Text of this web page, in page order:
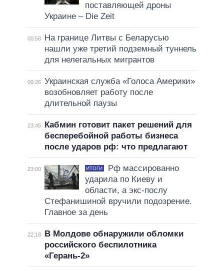
поставляющей дроны
Украине – Die Zeit
00:58
На границе Литвы с Беларусью
нашли уже третий подземный туннель
для нелегальных мигрантов
00:26 Украинская служба «Голоса Америки»
возобновляет работу после
длительной паузы
23:45
Кабмин готовит пакет решений для
бесперебойной работы бизнеса
после ударов рф: что предлагают
23:00 ИТОГИ
Рф массированно
ударила по Киеву и
области, а экс-послу
Стефанишиной вручили подозрение.
Главное за день
22:18
В Молдове обнаружили обломки
российского беспилотника
«Герань-2»